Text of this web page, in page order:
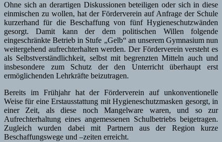
Ohne sich an derartigen Diskussionen beteiligen oder sich in diese
einmischen zu wollen, hat der Förderverein auf Anfrage der Schule
kurzerhand für die Beschaffung von fünf Hygieneschutzwänden
gesorgt. Damit kann der dem politischen Willen folgende
eingeschränkte Betrieb in Stufe „Gelb“ an unserem Gymnasium nun
weitergehend aufrechterhalten werden. Der Förderverein versteht es
als Selbstverständlichkeit, selbst mit begrenzten Mitteln auch und
insbesondere zum Schutz der den Unterricht überhaupt erst
ermöglichenden Lehrkräfte beizutragen.
Bereits im Frühjahr hat der Förderverein auf unkonventionelle
Weise für eine Erstausstattung mit Hygieneschutzmasken gesorgt, in
einer Zeit, als diese noch Mangelware waren, und so zur
Aufrechterhaltung eines angemessenen Schulbetriebs beigetragen.
Zugleich wurden dabei mit Partnern aus der Region kurze
Beschaffungswege und –zeiten erreicht.